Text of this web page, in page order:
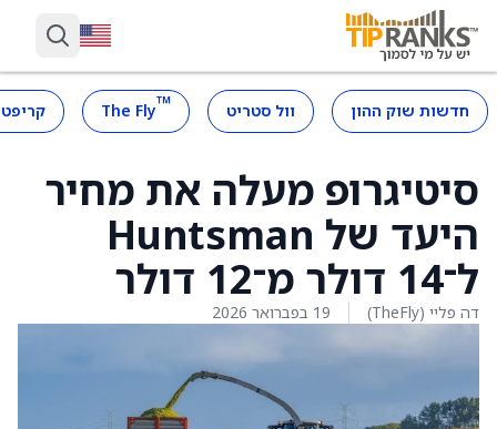
חדשות שוק ההון וול סטריט ™
The Fly
סיטיגרופ מעלה את מחיר
היעד של Huntsman
ל־14 דולר מ־12 דולר
דה פליי (TheFly) 19 בפברואר 2026